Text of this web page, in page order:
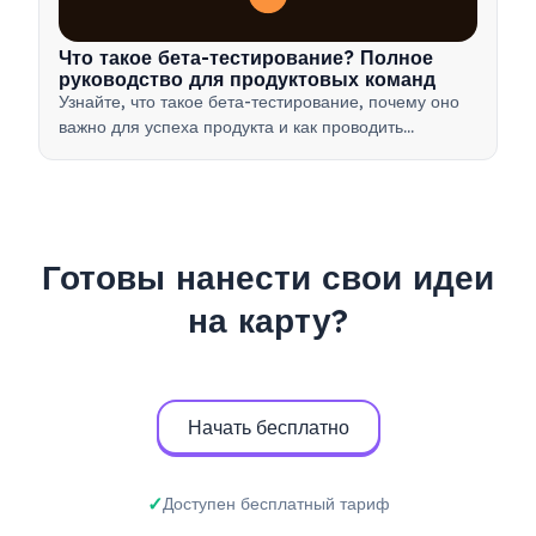
Что такое бета-тестирование? Полное
руководство для продуктовых команд
Узнайте, что такое бета-тестирование, почему оно
важно для успеха продукта и как проводить
Готовы нанести свои идеи
на карту?
Начать бесплатно
Доступен бесплатный тариф